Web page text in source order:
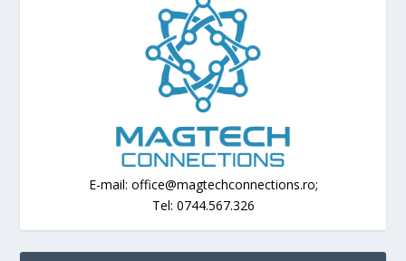
E-mail: office@magtechconnections.ro;
Tel: 0744.567.326